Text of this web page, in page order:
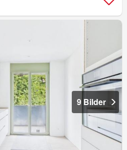
9 Bilder